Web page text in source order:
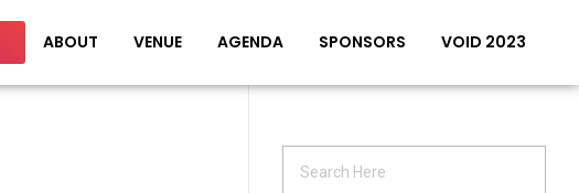
ABOUT VENUE AGENDA SPONSORS VOID 2023